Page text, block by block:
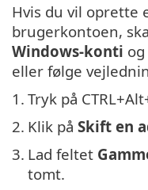
Hvis du vil oprette
brugerkontoen,
Windows-konti
eller følge
1. Tryk på
2. Klik på Skift en
3. Lad feltet
tomt.